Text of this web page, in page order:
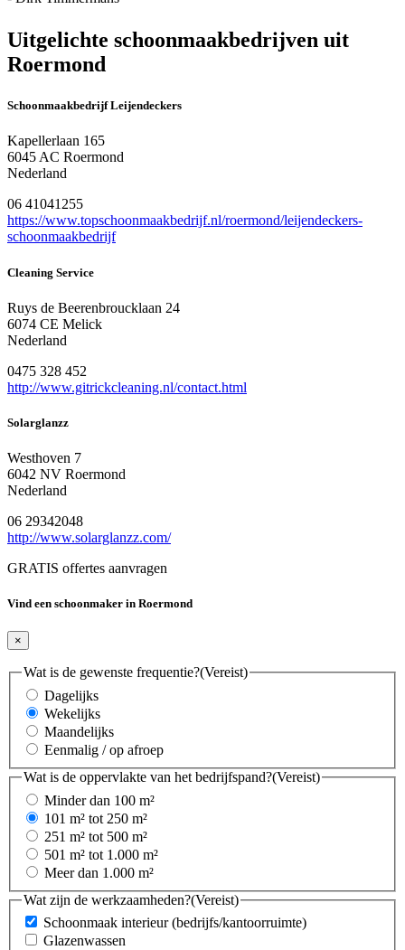
Uitgelichte schoonmaakbedrijven uit
Roermond
Schoonmaakbedrijf Leijendeckers
Kapellerlaan 165
6045 AC Roermond
Nederland
06 41041255
https://www.topschoonmaakbedrijf.nl/roermond/leijendeckers-
schoonmaakbedrijf
Cleaning Service
Ruys de Beerenbroucklaan 24
6074 CE Melick
Nederland
0475 328 452
http://www.gitrickcleaning.nl/contact.html
Solarglanzz
Westhoven 7
6042 NV Roermond
Nederland
06 29342048
http://www.solarglanzz.com/
GRATIS offertes aanvragen
Vind een schoonmaker in Roermond
×
Wat is de gewenste frequentie?(Vereist)
Dagelijks
Wekelijks
Maandelijks
Eenmalig / op afroep
Wat is de oppervlakte van het bedrijfspand?(Vereist)
Minder dan 100 m²
101 m² tot 250 m²
251 m² tot 500 m²
501 m² tot 1.000 m²
Meer dan 1.000 m²
Wat zijn de werkzaamheden?(Vereist)
Schoonmaak interieur (bedrijfs/kantoorruimte)
Glazenwassen